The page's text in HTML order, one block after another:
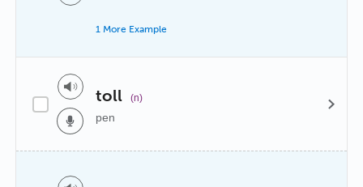
1 More Example
toll (n)
pen